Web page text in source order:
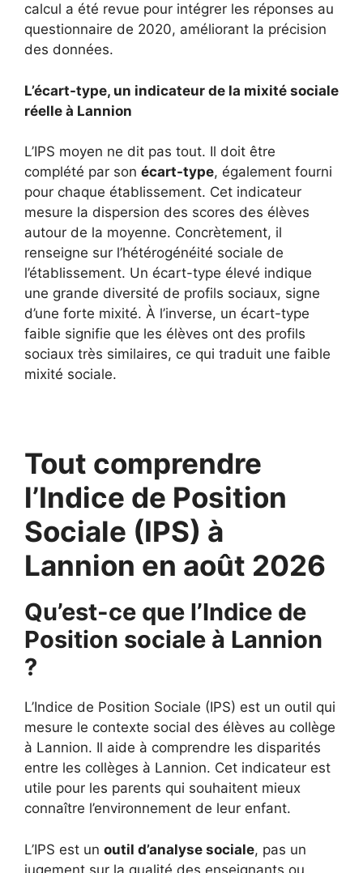
calcul a été revue pour intégrer les réponses au
questionnaire de 2020, améliorant la précision
des données.
L’écart-type, un indicateur de la mixité sociale
réelle à Lannion
L’IPS moyen ne dit pas tout. Il doit être
complété par son écart-type, également fourni
pour chaque établissement. Cet indicateur
mesure la dispersion des scores des élèves
autour de la moyenne. Concrètement, il
renseigne sur l’hétérogénéité sociale de
l’établissement. Un écart-type élevé indique
une grande diversité de profils sociaux, signe
d’une forte mixité. À l’inverse, un écart-type
faible signifie que les élèves ont des profils
sociaux très similaires, ce qui traduit une faible
mixité sociale.
Tout comprendre
l’Indice de Position
Sociale (IPS) à
Lannion en août 2026
Qu’est-ce que l’Indice de
Position sociale à Lannion
?
L’Indice de Position Sociale (IPS) est un outil qui
mesure le contexte social des élèves au collège
à Lannion. Il aide à comprendre les disparités
entre les collèges à Lannion. Cet indicateur est
utile pour les parents qui souhaitent mieux
connaître l’environnement de leur enfant.
L’IPS est un outil d’analyse sociale, pas un
jugement sur la qualité des enseignants ou